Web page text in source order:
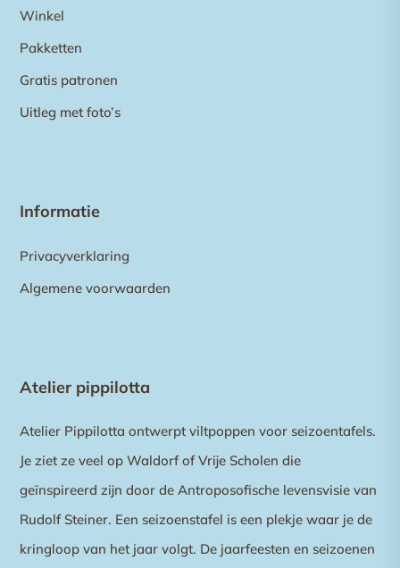
Winkel
Pakketten
Gratis patronen
Uitleg met foto’s
Informatie
Privacyverklaring
Algemene voorwaarden
Atelier pippilotta
Atelier Pippilotta ontwerpt viltpoppen voor seizoentafels.
Je ziet ze veel op Waldorf of Vrije Scholen die
geïnspireerd zijn door de Antroposofische levensvisie van
Rudolf Steiner. Een seizoenstafel is een plekje waar je de
kringloop van het jaar volgt. De jaarfeesten en seizoenen